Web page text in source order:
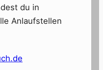
du in
Anlaufstellen